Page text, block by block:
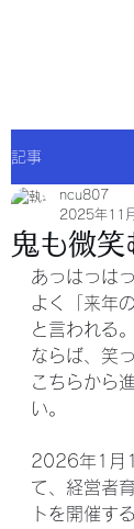
記事
鬼も微
ncu807
2025年11
あっはっはっ
よく「来年
と言われる。
ならば、笑
こちらから
い。
2026年1月
て、経営者
トを開催する